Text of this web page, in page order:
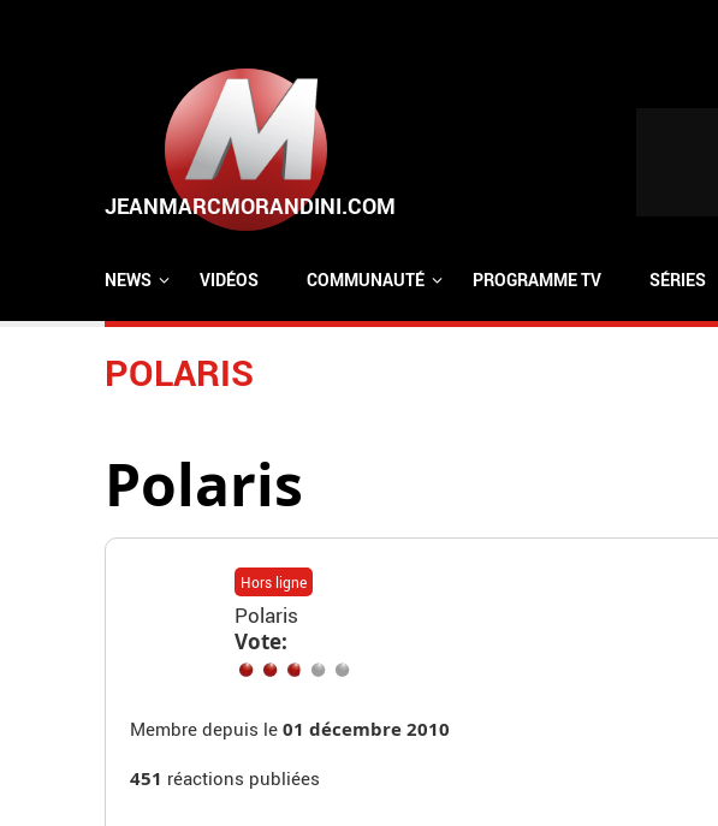
NEWS VIDÉOS COMMUNAUTÉ PROGRAMME TV SÉRIES
POLARIS
Polaris
Hors ligne
Polaris
Vote:
Membre depuis le 01 décembre 2010
451 réactions publiées